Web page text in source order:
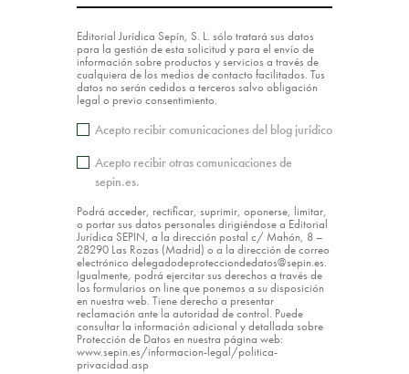
Editorial Jurídica Sepín, S. L. sólo tratará sus datos
para la gestión de esta solicitud y para el envío de
información sobre productos y servicios a través de
cualquiera de los medios de contacto facilitados. Tus
datos no serán cedidos a terceros salvo obligación
legal o previo consentimiento.
Acepto recibir comunicaciones del blog jurídico
Acepto recibir otras comunicaciones de
sepin.es.
Podrá acceder, rectificar, suprimir, oponerse, limitar,
o portar sus datos personales dirigiéndose a Editorial
Jurídica SEPIN, a la dirección postal c/ Mahón, 8 –
28290 Las Rozas (Madrid) o a la dirección de correo
electrónico delegadodeprotecciondedatos@sepin.es.
Igualmente, podrá ejercitar sus derechos a través de
los formularios on line que ponemos a su disposición
en nuestra web. Tiene derecho a presentar
reclamación ante la autoridad de control. Puede
consultar la información adicional y detallada sobre
Protección de Datos en nuestra página web:
www.sepin.es/informacion-legal/politica-
privacidad.asp